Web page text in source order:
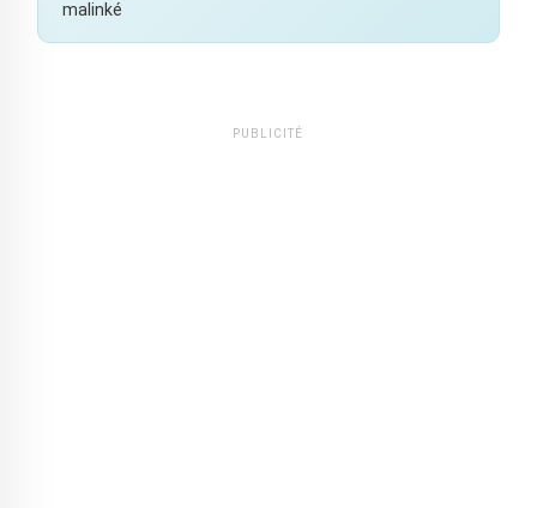
malinké
PUBLICITÉ